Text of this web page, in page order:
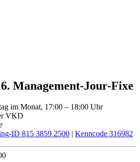
Management-Jour-Fixe
im Monat, 17:00 – 18:00 Uhr
VKD
ID 815 3859 2500 | Kenncode 316982